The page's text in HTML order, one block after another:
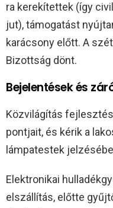
ra kerekítettek (így
jut), támogatást
karácsony előtt. A
Bizottság dönt.
Bejelentések és
Közvilágítás
pontjait, és kérik a
lámpatestek
Elektronikai
elszállítás, előtte